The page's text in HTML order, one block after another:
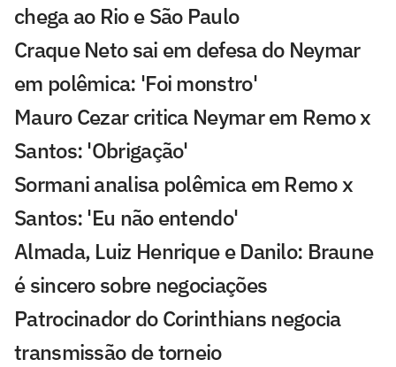
chega ao Rio e São Paulo
Craque Neto sai em defesa do Neymar
em polêmica: 'Foi monstro'
Mauro Cezar critica Neymar em Remo x
Santos: 'Obrigação'
Sormani analisa polêmica em Remo x
Santos: 'Eu não entendo'
Almada, Luiz Henrique e Danilo: Braune
é sincero sobre negociações
Patrocinador do Corinthians negocia
transmissão de torneio